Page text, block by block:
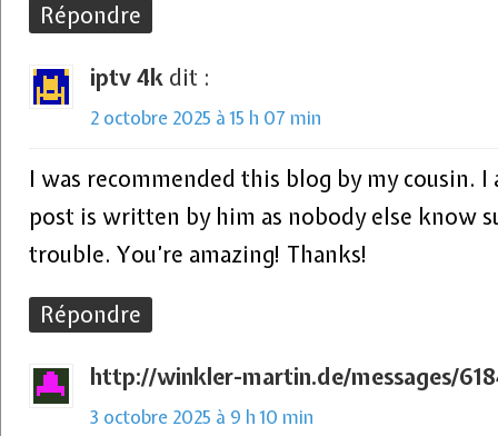
Répondre
iptv 4k dit :
2 octobre 2025 à 15 h 07 min
I was recommended this blog by my cousin.
post is written by him as nobody else know
trouble. You’re amazing! Thanks!
Répondre
http://winkler-martin.de/messages/
3 octobre 2025 à 9 h 10 min